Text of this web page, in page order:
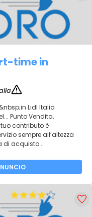
time in
Lidl Italia
Punto Vendita,
contributo è
sempre all’altezza
di acquisto...